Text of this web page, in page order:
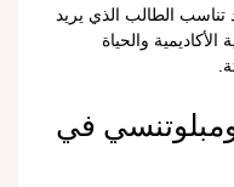
تناسب الطالب الذي يريد
الأكاديمية والحياة
في